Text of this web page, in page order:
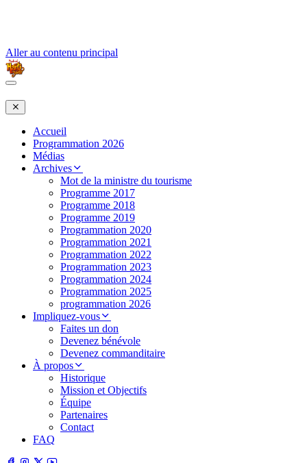
Aller au contenu principal
Accueil
Programmation 2026
Médias
Archives
Mot de la ministre du tourisme
Programme 2017
Programme 2018
Programme 2019
Programmation 2020
Programmation 2021
Programmation 2022
Programmation 2023
Programmation 2024
Programmation 2025
programmation 2026
Impliquez-vous
Faites un don
Devenez bénévole
Devenez commanditaire
À propos
Historique
Mission et Objectifs
Équipe
Partenaires
Contact
FAQ